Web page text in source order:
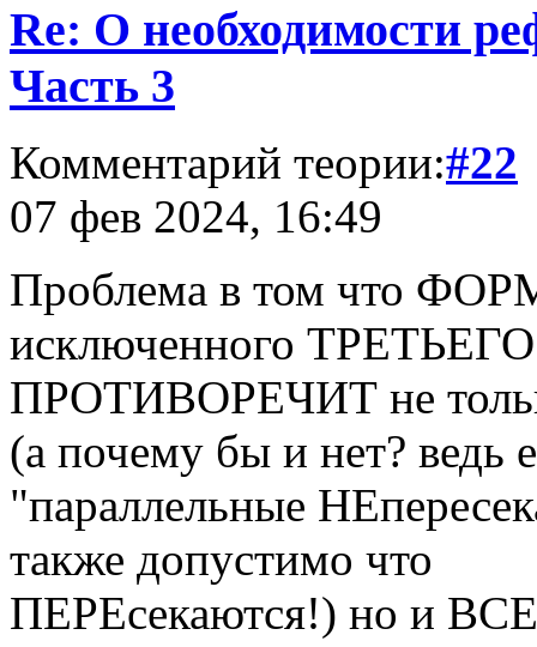
Re: О необходимости
Часть 3
Комментарий теории:#22
07 фев 2024, 16:49
Проблема в том что
исключенного
ПРОТИВОРЕЧИТ не
(а почему бы и нет? ведь
"параллельные
также допустимо что
ПЕРЕсекаются!) но и